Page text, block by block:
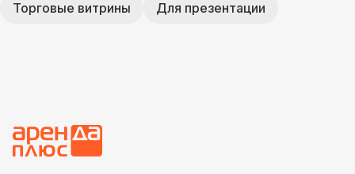
Торговые витрины Для презентации